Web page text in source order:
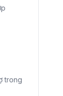
trong